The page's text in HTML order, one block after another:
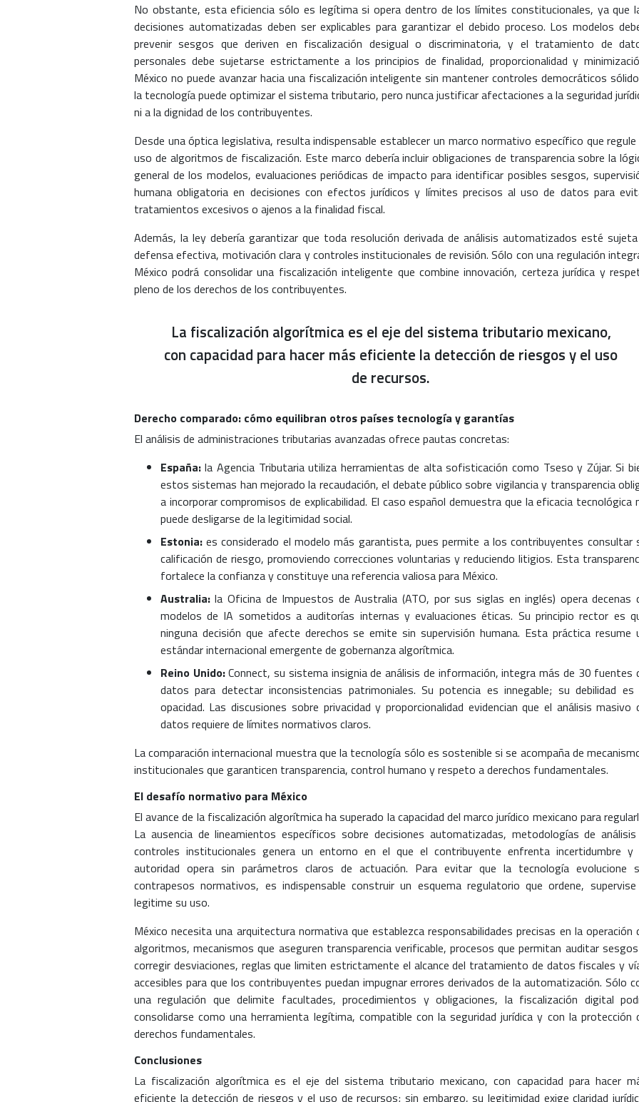
No obstante, esta eficiencia sólo es legítima si opera dentro de los límites constitucionales, ya que
decisiones automatizadas deben ser explicables para garantizar el debido proceso. Los modelos
prevenir sesgos que deriven en fiscalización desigual o discriminatoria, y el tratamiento de
personales debe sujetarse estrictamente a los principios de finalidad, proporcionalidad y
México no puede avanzar hacia una fiscalización inteligente sin mantener controles democráticos
la tecnología puede optimizar el sistema tributario, pero nunca justificar afectaciones a la seguridad
ni a la dignidad de los contribuyentes.
Desde una óptica legislativa, resulta indispensable establecer un marco normativo específico que regule
uso de algoritmos de fiscalización. Este marco debería incluir obligaciones de transparencia sobre la
general de los modelos, evaluaciones periódicas de impacto para identificar posibles sesgos,
humana obligatoria en decisiones con efectos jurídicos y límites precisos al uso de datos para
tratamientos excesivos o ajenos a la finalidad fiscal.
Además, la ley debería garantizar que toda resolución derivada de análisis automatizados esté
defensa efectiva, motivación clara y controles institucionales de revisión. Sólo con una regulación
México podrá consolidar una fiscalización inteligente que combine innovación, certeza jurídica y
pleno de los derechos de los contribuyentes.
La fiscalización algorítmica es el eje del sistema tributario mexicano,
con capacidad para hacer más eficiente la detección de riesgos y el uso
de recursos.
Derecho comparado: cómo equilibran otros países tecnología y garantías
El análisis de administraciones tributarias avanzadas ofrece pautas concretas:
España:la Agencia Tributaria utiliza herramientas de alta sofisticación como Tseso y Zújar. Si
estos sistemas han mejorado la recaudación, el debate público sobre vigilancia y transparencia
a incorporar compromisos de explicabilidad. El caso español demuestra que la eficacia tecnológica
puede desligarse de la legitimidad social.
Estonia:es considerado el modelo más garantista, pues permite a los contribuyentes consultar
calificación de riesgo, promoviendo correcciones voluntarias y reduciendo litigios. Esta
fortalece la confianza y constituye una referencia valiosa para México.
Australia:la Oficina de Impuestos de Australia (ATO, por sus siglas en inglés) opera decenas
modelos de IA sometidos a auditorías internas y evaluaciones éticas. Su principio rector es
ninguna decisión que afecte derechos se emite sin supervisión humana. Esta práctica resume
estándar internacional emergente de gobernanza algorítmica.
Reino Unido:Connect, su sistema insignia de análisis de información, integra más de 30 fuentes
datos para detectar inconsistencias patrimoniales. Su potencia es innegable; su debilidad es
opacidad. Las discusiones sobre privacidad y proporcionalidad evidencian que el análisis masivo
datos requiere de límites normativos claros.
La comparación internacional muestra que la tecnología sólo es sostenible si se acompaña de
institucionales que garanticen transparencia, control humano y respeto a derechos fundamentales.
El desafío normativo para México
El avance de la fiscalización algorítmica ha superado la capacidad del marco jurídico mexicano para
La ausencia de lineamientos específicos sobre decisiones automatizadas, metodologías de
controles institucionales genera un entorno en el que el contribuyente enfrenta incertidumbre y
autoridad opera sin parámetros claros de actuación. Para evitar que la tecnología evolucione
contrapesos normativos, es indispensable construir un esquema regulatorio que ordene,
legitime su uso.
México necesita una arquitectura normativa que establezca responsabilidades precisas en la operación
algoritmos, mecanismos que aseguren transparencia verificable, procesos que permitan auditar
corregir desviaciones, reglas que limiten estrictamente el alcance del tratamiento de datos fiscales y
accesibles para que los contribuyentes puedan impugnar errores derivados de la automatización. Sólo
una regulación que delimite facultades, procedimientos y obligaciones, la fiscalización digital
consolidarse como una herramienta legítima, compatible con la seguridad jurídica y con la protección
derechos fundamentales.
Conclusiones
La fiscalización algorítmica es el eje del sistema tributario mexicano, con capacidad para hacer
eficiente la detección de riesgos y el uso de recursos; sin embargo, su legitimidad exige claridad